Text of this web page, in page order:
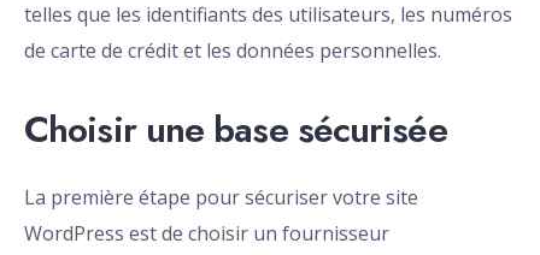
telles que les identifiants des utilisateurs, les numéros
de carte de crédit et les données personnelles.
Choisir une base sécurisée
La première étape pour sécuriser votre site
WordPress est de choisir un fournisseur